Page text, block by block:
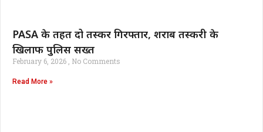
PASA के तहत दो तस्कर गिरफ्तार, शराब तस्करी के
खिलाफ पुलिस सख्त
February 6, 2026 No Comments
Read More »